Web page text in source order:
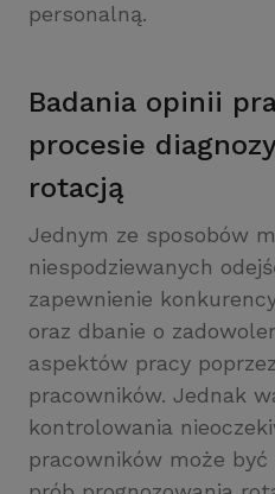
personalną.
Badania opinii
procesie
rotacją
Jednym ze sposobów
niespodziewanych
zapewnienie
oraz dbanie o
aspektów pracy
pracowników. Jednak
kontrolowania
pracowników może